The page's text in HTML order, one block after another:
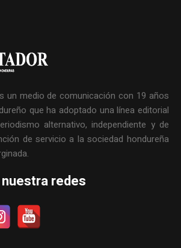
un medio de comunicación con 19 años
que ha adoptado una línea editorial
alternativo, independiente y de
de servicio a la sociedad hondureña
redes